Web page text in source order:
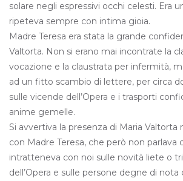
solare negli espressivi occhi celesti. Era
ripeteva sempre con intima gioia.
Madre Teresa era stata la grande
Valtorta. Non si erano mai incontrate la
vocazione e la claustrata per infermità,
ad un fitto scambio di lettere, per circa
sulle vicende dell’Opera e i trasporti
anime gemelle.
Si avvertiva la presenza di Maria Valtorta
con Madre Teresa, che però non parlava
intratteneva con noi sulle novità liete o
dell’Opera e sulle persone degne di nota